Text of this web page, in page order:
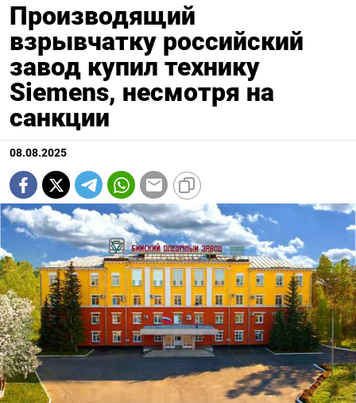
Производящий
взрывчатку российский
завод купил технику
Siemens, несмотря на
санкции
08.08.2025